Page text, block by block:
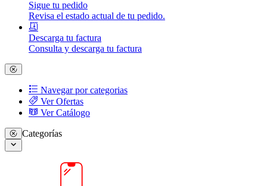
Sigue tu pedido
Revisa el estado actual de tu pedido.
Descarga tu factura
Consulta y descarga tu factura
Navegar por categorias
Ver Ofertas
Ver Catálogo
Categorías